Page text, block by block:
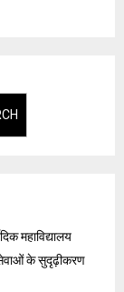
महाविद्यालय
सेवाओं के सुदृढ़ीकरण